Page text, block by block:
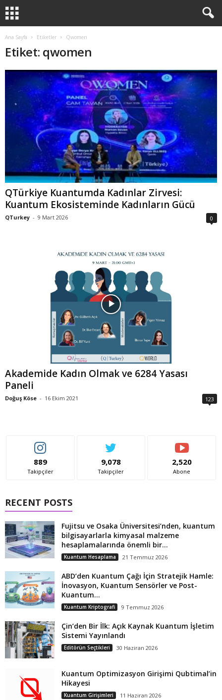
Ana Sayfa Etiketler Qwomen
Etiket: qwomen
QTürkiye Kuantumda Kadınlar Zirvesi:
Kuantum Ekosisteminde Kadınların Gücü
QTurkey - 9 Mart 2026 0
Akademide Kadın Olmak ve 6284 Yasası
Paneli
Doğuş Köse - 16 Ekim 2021 123
889
Takipçiler
9,078
Takipçiler
2,520
Abone
RECENT POSTS
Fujitsu ve Osaka Üniversitesi’nden, kuantum
bilgisayarlarla kimyasal malzeme
hesaplamalarında önemli bir...
Kuantum Hesaplama 21 Temmuz 2026
ABD’den Kuantum Çağı İçin Stratejik Hamle:
İnovasyon, Kuantum Sensörler ve Post-
Kuantum...
Kuantum Kriptografi 9 Temmuz 2026
Çin’den Bir İlk: Açık Kaynak Kuantum İşletim
Sistemi Yayınlandı
Editörün Seçtikleri 30 Haziran 2026
Kuantum Optimizasyon Girişimi Qubtimal’in
Hikayesi
Kuantum Girişimleri 11 Haziran 2026